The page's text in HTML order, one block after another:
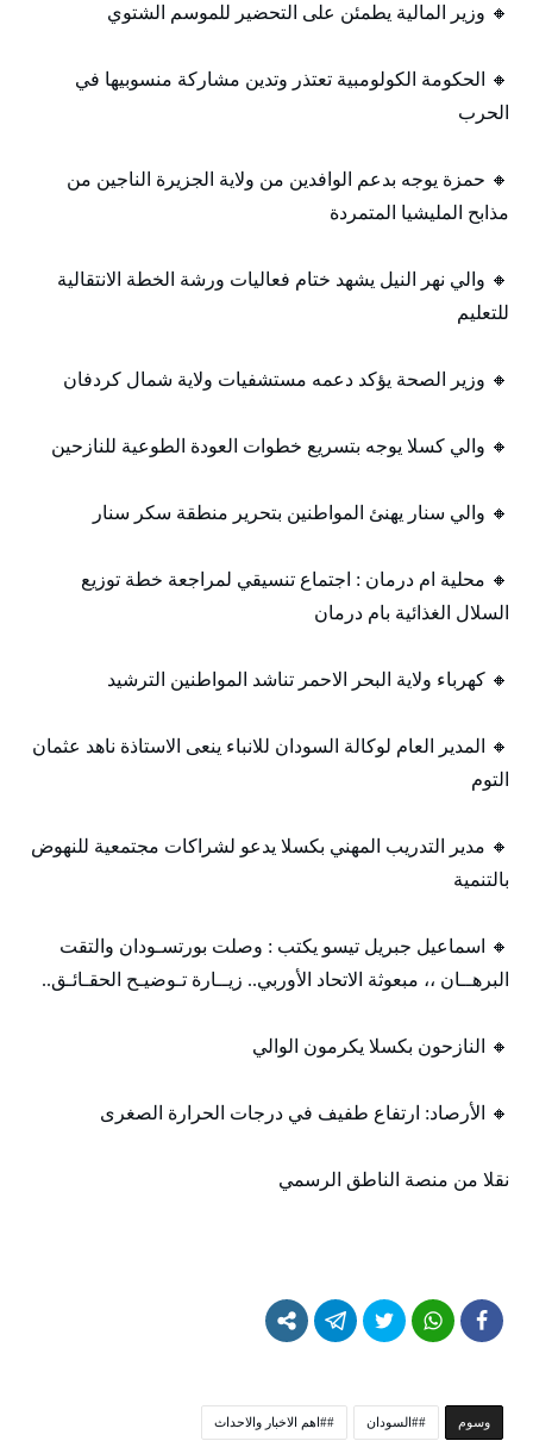
🔸 وزير المالية يطمئن على التحضير للموسم الشتوي
🔸 الحكومة الكولومبية تعتذر وتدين مشاركة منسوبيها في
الحرب
🔸 حمزة يوجه بدعم الوافدين من ولاية الجزيرة الناجين من
مذابح المليشيا المتمردة
🔸 والي نهر النيل يشهد ختام فعاليات ورشة الخطة الانتقالية
للتعليم
🔸 وزير الصحة يؤكد دعمه مستشفيات ولاية شمال كردفان
🔸 والي كسلا يوجه بتسريع خطوات العودة الطوعية للنازحين
🔸 والي سنار يهنئ المواطنين بتحرير منطقة سكر سنار
🔸 محلية ام درمان : اجتماع تنسيقي لمراجعة خطة توزيع
السلال الغذائية بام درمان
🔸 كهرباء ولاية البحر الاحمر تناشد المواطنين الترشيد
🔸 المدير العام لوكالة السودان للانباء ينعى الاستاذة ناهد عثمان
التوم
🔸 مدير التدريب المهني بكسلا يدعو لشراكات مجتمعية للنهوض
بالتنمية
🔸 اسماعيل جبريل تيسو يكتب : وصلت بورتسـودان والتقت
البرهــان ،، مبعوثة الاتحاد الأوربي.. زيــارة تـوضيـح الحقـائـق..
🔸 النازحون بكسلا يكرمون الوالي
🔸 الأرصاد: ارتفاع طفيف في درجات الحرارة الصغرى
نقلا من منصة الناطق الرسمي
‫‫‫‫وسوم‬ #السودان #اهم الاخبار والاحداث